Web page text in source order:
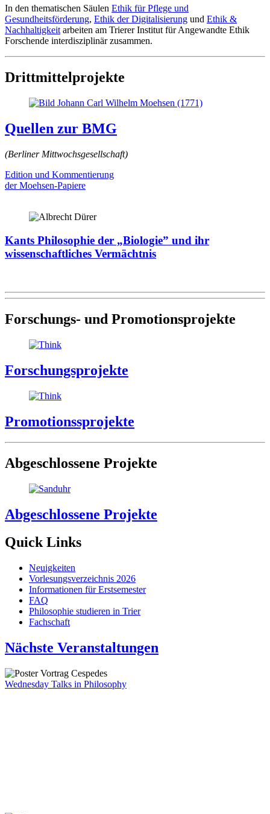
In den thematischen Säulen Ethik für Pflege und
Gesundheitsförderung, Ethik der Digitalisierung und Ethik &
Nachhaltigkeit arbeiten am Trierer Institut für Angewandte Ethik
Forschende interdisziplinär zusammen.
Drittmittelprojekte
Quellen zur BMG
(Berliner Mittwochsgesellschaft)
Edition und Kommentierung
der Moehsen-Papiere
Kants Philosophie der „Biologie” und ihr
wissenschaftliches Vermächtnis
Forschungs- und Promotionsprojekte
Forschungsprojekte
Promotionssprojekte
Abgeschlossene Projekte
Abgeschlossene Projekte
Quick Links
Neuigkeiten
Vorlesungsverzeichnis 2026
Informationen für Erstsemester
FAQ
Philosophie studieren in Trier
Fachschaft
Nächste Veranstaltungen
Wednesday Talks in Philosophy